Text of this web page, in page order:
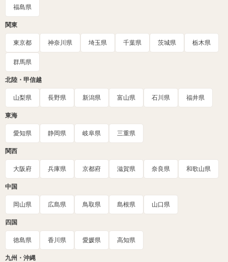
福島県
関東
東京都 神奈川県 埼玉県 千葉県 茨城県 栃木県
群馬県
北陸・甲信越
山梨県 長野県 新潟県 富山県 石川県 福井県
東海
愛知県 静岡県 岐阜県 三重県
関西
大阪府 兵庫県 京都府 滋賀県 奈良県 和歌山県
中国
岡山県 広島県 鳥取県 島根県 山口県
四国
徳島県 香川県 愛媛県 高知県
九州・沖縄